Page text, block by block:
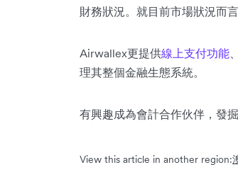
財務狀況。就目前市場狀況而
Airwallex更提供線上支付功能
理其整個金融生態系統。
有興趣成為會計合作伙伴，發
View this article in another region: